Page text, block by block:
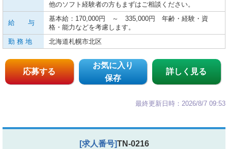
他のソフト経験者の方もまずはご相談ください。
給 与
基本給：170,000円 ～ 335,000円 年齢・経験・資
格・能力などを考慮します。
勤 務 地
北海道札幌市北区
応募する
お気に入り
保存
詳しく見る
最終更新日時：2026/8/7 09:53
[求人番号]TN-0216